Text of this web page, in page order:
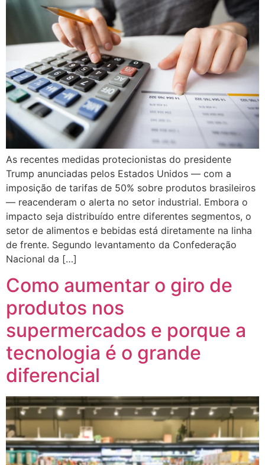
As recentes medidas protecionistas do presidente
Trump anunciadas pelos Estados Unidos — com a
imposição de tarifas de 50% sobre produtos brasileiros
— reacenderam o alerta no setor industrial. Embora o
impacto seja distribuído entre diferentes segmentos, o
setor de alimentos e bebidas está diretamente na linha
de frente. Segundo levantamento da Confederação
Nacional da […]
Como aumentar o giro de
produtos nos
supermercados e porque a
tecnologia é o grande
diferencial